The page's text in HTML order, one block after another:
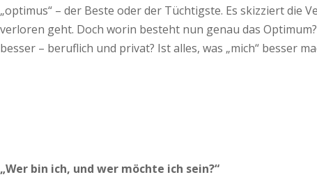
„optimus“ – der Beste oder der Tüchtigste. Es skizziert
verloren geht. Doch worin besteht nun genau das
besser – beruflich und privat? Ist alles, was „mich“ besser
„Wer bin ich, und wer möchte ich sein?“